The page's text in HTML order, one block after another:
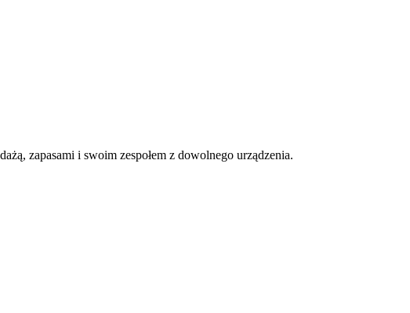
zapasami i swoim zespołem z dowolnego urządzenia.